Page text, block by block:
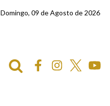
Domingo, 09 de Agosto de 2026